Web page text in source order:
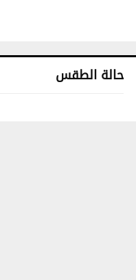
حالة الطقس